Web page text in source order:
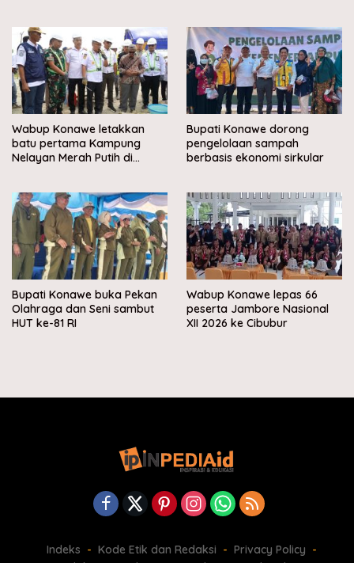
Wabup Konawe letakkan
batu pertama Kampung
Nelayan Merah Putih di
Bupati Konawe dorong
pengelolaan sampah
berbasis ekonomi sirkular
Bupati Konawe buka Pekan
Olahraga dan Seni sambut
HUT ke-81 RI
Wabup Konawe lepas 66
peserta Jambore Nasional
XII 2026 ke Cibubur
Indeks Kode Etik dan Redaksi
Privacy Policy